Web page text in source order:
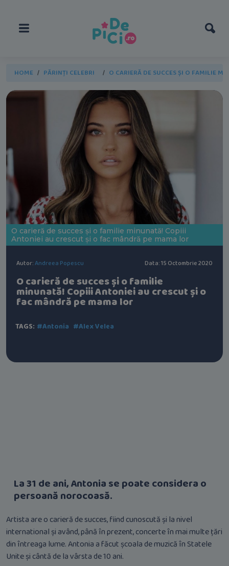
HOME PĂRINȚI CELEBRI O CARIERĂ DE SUCCES ȘI O FAMILIE
O carieră de succes și o familie minunată! Copiii
Antoniei au crescut și o fac mândră pe mama lor
Autor:Andreea Popescu Data: 15 Octombrie 2020
O carieră de succes și o familie
minunată! Copiii Antoniei au crescut și o
fac mândră pe mama lor
TAGS: #Antonia #Alex Velea
La 31 de ani, Antonia se poate considera o
persoană norocoasă.
Artista are o carieră de succes, fiind cunoscută și la nivel
international și având, până în prezent, concerte în mai multe țări
din întreaga lume. Antonia a făcut școala de muzică în Statele
Unite și cântă de la vârsta de 10 ani.